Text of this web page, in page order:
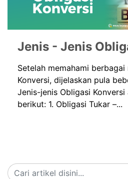
Jenis - Jenis
Setelah memahami
Konversi, dijelaskan pula
Jenis-jenis Obligasi Konversi
berikut: 1. Obligasi Tukar –...